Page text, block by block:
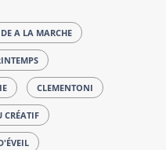
A LA MARCHE
CLEMENTONI
CRÉATIF